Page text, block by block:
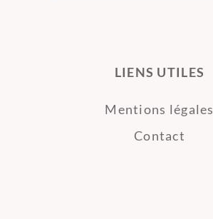
LIENS UTILES
Mentions légales
Contact